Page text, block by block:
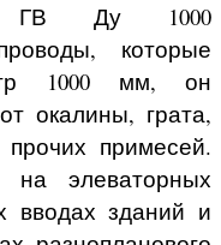
ГВ Ду 1000
которые
1000 мм, он
окалины, грата,
примесей.
на элеваторных
вводах зданий и